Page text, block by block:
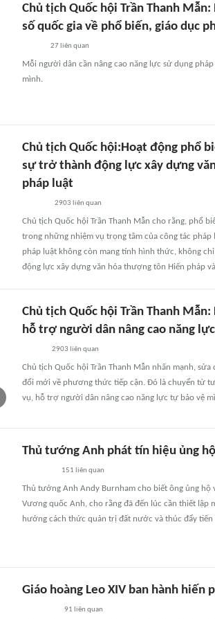
Chủ tịch Quốc hội Trần Thanh
số quốc gia về phổ biến, giáo dục
27 liên quan
Mỗi người dân cần nâng cao năng lực sử dụng
mình.
Chủ tịch Quốc hội:Hoạt động phổ
sự trở thành động lực xây dựng
pháp luật
2903 liên quan
Chủ tịch Quốc hội Trần Thanh Mẫn cho rằng, phổ
trong những nhiệm vụ trọng tâm của công tác
pháp luật không còn mang tính hình thức, không
động lực xây dựng văn hóa thượng tôn Hiến pháp
Chủ tịch Quốc hội Trần Thanh
hỗ trợ người dân nâng cao năng
2903 liên quan
Chủ tịch Quốc hội Trần Thanh Mẫn nhấn mạnh,
đổi mới về phương thức tiếp cận. Đó là chuyển từ
vụ, hỗ trợ người dân nâng cao năng lực tự bảo vệ
Thủ tướng Anh phát tín hiệu ủng
151 liên quan
Thủ tướng Anh Andy Burnham cho biết ông ủng
Vương quốc Anh, cho rằng đã đến lúc cần thiết
hướng cách thức quản trị đất nước và thúc đẩy
Giáo hoàng Leo XIV ban hành hiến
91 liên quan